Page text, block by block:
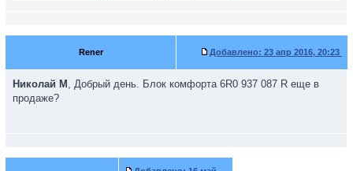
Rener Добавлено: 23 апр 2016, 20:23
Николай M , Добрый день. Блок комфорта 6R0 937 087 R еще в
продаже?